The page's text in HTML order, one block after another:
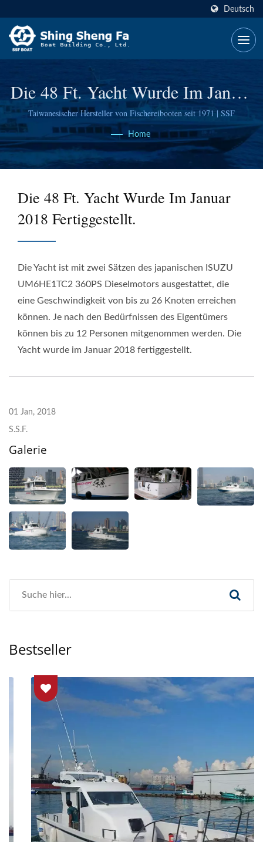
Deutsch
Die 48 Ft. YachtWurde Im Januar
2018 Fertiggestellt.
Taiwanesischer Hersteller von Fischereibooten seit 1971 | SSF
Home
Die 48 Ft. Yacht Wurde Im Januar
2018 Fertiggestellt.
Die Yacht ist mit zwei Sätzen des japanischen ISUZU
UM6HE1TC2 360PS Dieselmotors ausgestattet, die
eine Geschwindigkeit von bis zu 26 Knoten erreichen
können. Je nach den Bedürfnissen des Eigentümers
können bis zu 12 Personen mitgenommen werden. Die
Yacht wurde im Januar 2018 fertiggestellt.
01 Jan, 2018
S.S.F.
Galerie
Bestseller